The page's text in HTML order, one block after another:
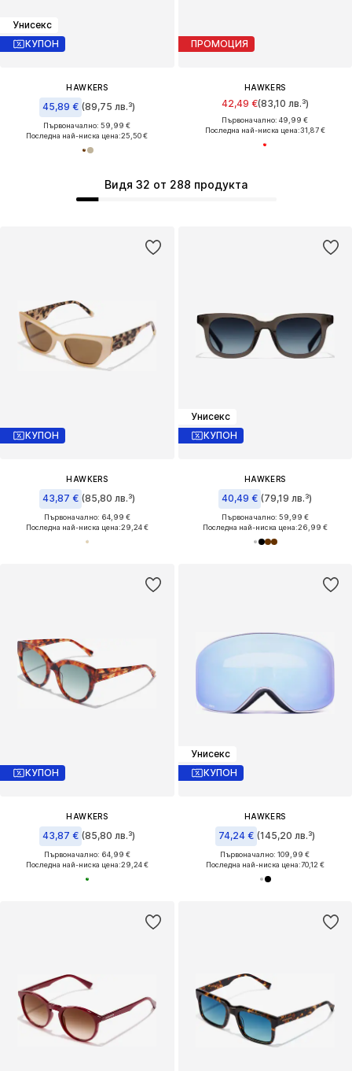
Видя 32 от 288 продукта
Унисекс
КУПОН
HAWKERS
45,89 € (89,75 лв.³)
Първоначално: 59,99 €
Последна най-ниска цена:25,50 €
ПРОМОЦИЯ
HAWKERS
42,49 €(83,10 лв.³)
Първоначално: 49,99 €
Последна най-ниска цена:31,87 €
КУПОН
HAWKERS
43,87 € (85,80 лв.³)
Първоначално: 64,99 €
Последна най-ниска цена:29,24 €
Унисекс
КУПОН
HAWKERS
40,49 € (79,19 лв.³)
Първоначално: 59,99 €
Последна най-ниска цена:26,99 €
КУПОН
HAWKERS
43,87 € (85,80 лв.³)
Първоначално: 64,99 €
Последна най-ниска цена:29,24 €
Унисекс
КУПОН
HAWKERS
74,24 € (145,20 лв.³)
Първоначално: 109,99 €
Последна най-ниска цена:70,12 €